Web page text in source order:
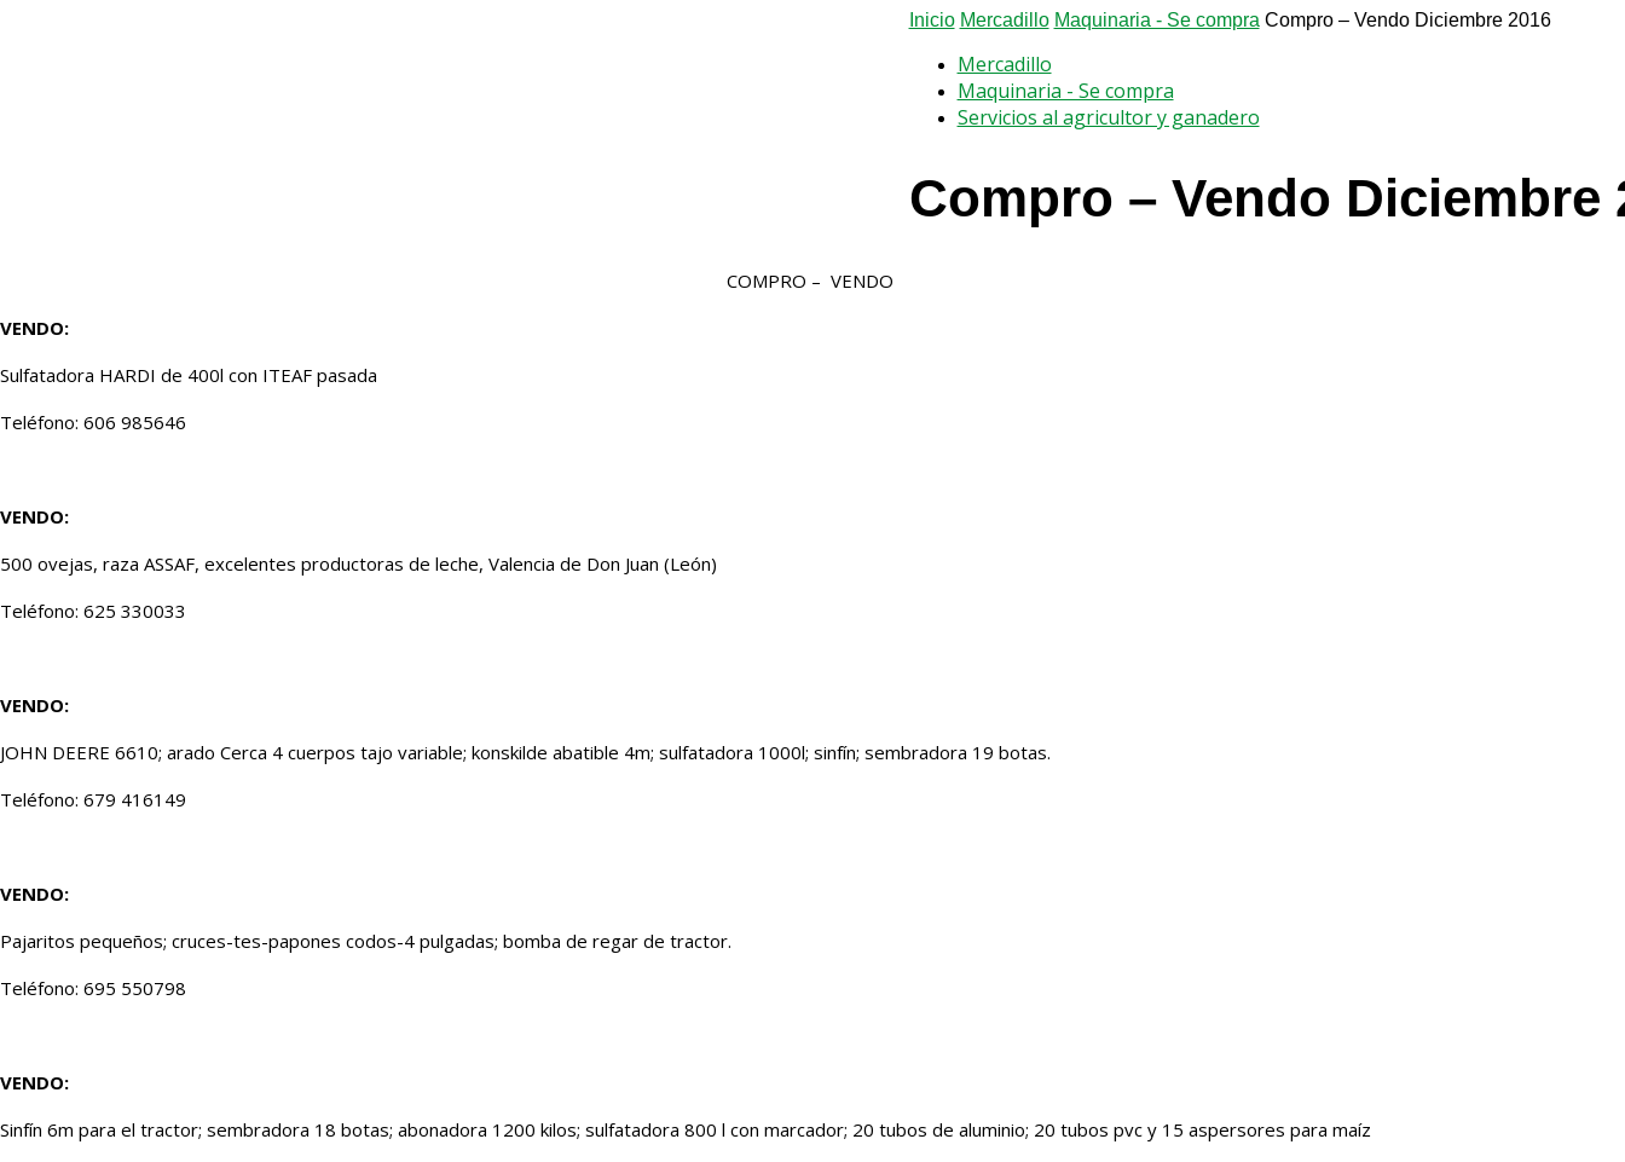
Inicio Mercadillo Maquinaria - Se compra Compro – Vendo Diciembre 2016
Mercadillo
Maquinaria - Se compra
Servicios al agricultor y ganadero
Compro – Vendo Diciembre
COMPRO – VENDO
VENDO:
Sulfatadora HARDI de 400l con ITEAF pasada
Teléfono: 606 985646
VENDO:
500 ovejas, raza ASSAF, excelentes productoras de leche, Valencia de Don Juan (León)
Teléfono: 625 330033
VENDO:
JOHN DEERE 6610; arado Cerca 4 cuerpos tajo variable; konskilde abatible 4m; sulfatadora 1000l; sinfín; sembradora 19 botas.
Teléfono: 679 416149
VENDO:
Pajaritos pequeños; cruces-tes-papones codos-4 pulgadas; bomba de regar de tractor.
Teléfono: 695 550798
VENDO:
Sinfín 6m para el tractor; sembradora 18 botas; abonadora 1200 kilos; sulfatadora 800 l con marcador; 20 tubos de aluminio; 20 tubos pvc y 15 aspersores para maíz